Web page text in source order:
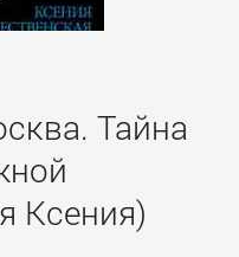
Тайна
Ксения)